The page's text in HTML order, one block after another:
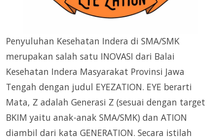
Penyuluhan Kesehatan Indera di SMA/SMK
merupakan salah satu INOVASI dari Balai
Kesehatan Indera Masyarakat Provinsi Jawa
Tengah dengan judul EYEZATION. EYE berarti
Mata, Z adalah Generasi Z (sesuai dengan target
BKIM yaitu anak-anak SMA/SMK) dan ATION
diambil dari kata GENERATION. Secara istilah